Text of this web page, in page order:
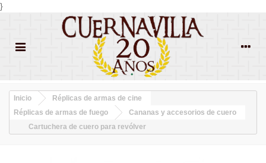
}
Inicio
Réplicas de armas de cine
Réplicas de armas de fuego
Cananas y accesorios de cuero
Cartuchera de cuero para revólver